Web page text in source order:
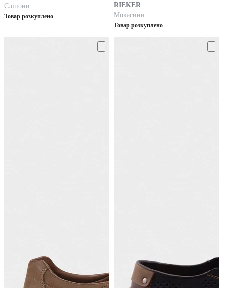
Сліпони
Товар розкуплено
RIEKER
Мокасини
Товар розкуплено